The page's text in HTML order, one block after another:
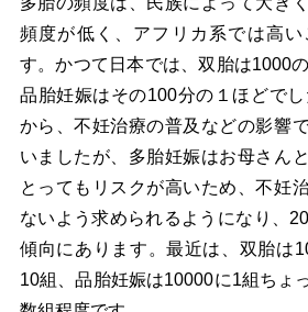
頻度が低く、アフリカ系では高い
す。かつて日本では、双胎は1000
品胎妊娠はその100分の１ほどで
から、不妊治療の普及などの影響
いましたが、多胎妊娠はお母さん
とってもリスクが高いため、不妊
ないよう求められるようになり、
傾向にあります。最近は、双胎は
10組、品胎妊娠は10000に1組ちょ